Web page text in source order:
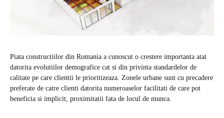
Piata constructiilor din Romania a cunoscut o crestere importanta atat
datorita evolutiilor demografice cat si din privinta standardelor de
calitate pe care clientii le prioritizeaza. Zonele urbane sunt cu precadere
preferate de catre clienti datorita numeroaselor facilitati de care pot
beneficia si implicit, proximitatii fata de locul de munca.